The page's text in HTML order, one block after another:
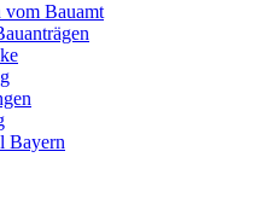
vom Bauamt
Bayern